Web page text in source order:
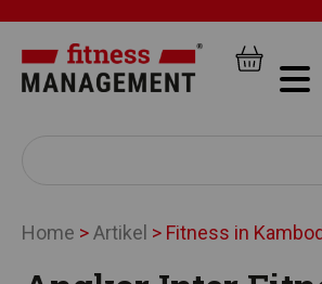
Home >Artikel > Fitness in